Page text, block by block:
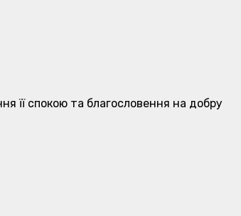
її спокою та благословення на добру